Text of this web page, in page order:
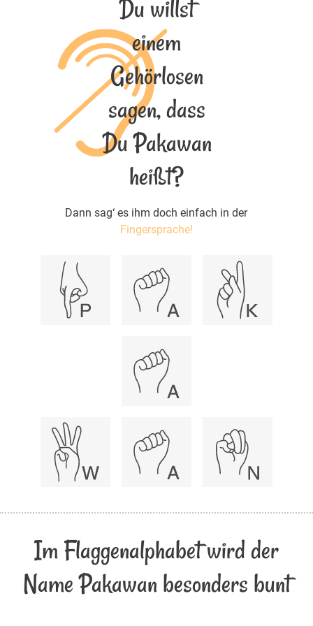
Du willst
einem
Gehörlosen
sagen, dass
Du Pakawan
heißt?
Dann sag‘ es ihm doch einfach in der
Fingersprache!
Im Flaggenalphabet wird der
Name Pakawan besonders bunt